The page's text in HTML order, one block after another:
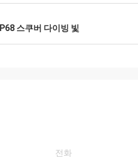
IP68 스쿠버 다이빙 빛